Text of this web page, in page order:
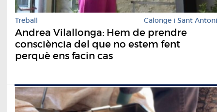
Treball Calonge i Sant Antoni
Andrea Vilallonga: Hem de prendre
consciència del que no estem fent
perquè ens facin cas